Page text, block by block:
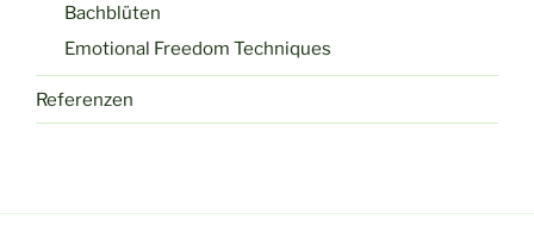
Bachblüten
Emotional Freedom Techniques
Referenzen